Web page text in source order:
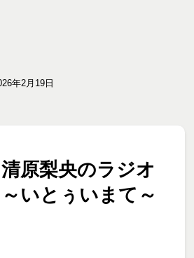
年2月19日
原梨央のラジオ
いとぅいまて～